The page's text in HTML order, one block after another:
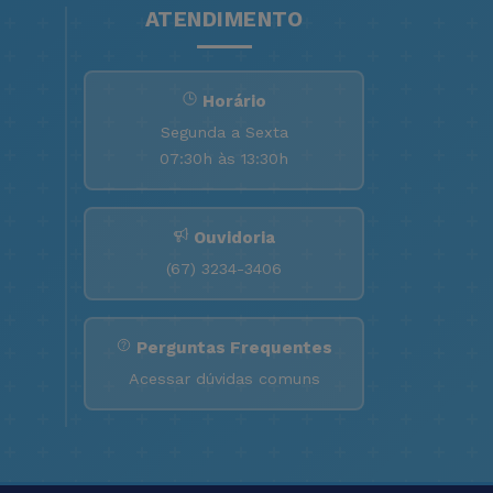
ATENDIMENTO
Horário
Segunda a Sexta
07:30h às 13:30h
Ouvidoria
(67) 3234-3406
Perguntas Frequentes
Acessar dúvidas comuns